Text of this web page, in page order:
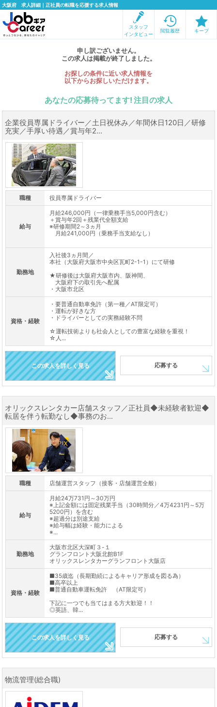
大阪府 求人詳細｜正社員の転職を応援する求人情報
スタッフ
インタビュー
閲覧履歴 キープ
申し訳ございません。
この求人は掲載が終了しました。
お探しの条件に近い求人情報を
以下からお探しいただけます。
あなたの応募待ってます! 注目の求人
企業役員専属ドライバー／土日祝休み／年間休日120日／研修
充実／手厚い待遇／賞与年2...
職種 役員専属ドライバー
給与
月給246,000円（一律乗務手当5,000円含む）
＋賞与年2回＋残業代全額支給
※研修期間2～3ヵ月
月給241,000円（乗務手当支給なし）
勤務地
入社後3ヵ月間／
本社（大阪府大阪市中央区瓦町2-1-1）にて研修
★研修後は大阪府大阪市内、阪神間、
大阪府下の取引先へ配属
・大阪市北区
資格・経験
・要普通自動車免許（第一種／AT限定可）
・運転が好きな方
・ドライバーとしての実務経験不問
☆運転技術よりも社会人としての豊富な経験を重視！
☆人...
この求人を詳しく見る 応募する
オリックスレンタカー店舗スタッフ／正社員◆未経験者歓迎◆
転居を伴う転勤なし◆事務のお...
職種 店舗運営スタッフ（接客・店舗運営全般）
給与
月給24万731円～30万円
※上記金額には固定残業手当（30時間分／4万4231円～5万
5200円）を含む
※超過分は別途支給
※給与幅は経験・能力による
※...
勤務地
大阪市北区大深町３-１
グランフロント大阪北館B1F
オリックスレンタカーグランフロント大阪店
資格・経験
■35歳迄（長期勤続によるキャリア形成を図る為）
■高卒以上
■普通自動車運転免許 （AT限定可）
下記に一つでも当てはまる方大歓迎！！
◎英語、韓...
この求人を詳しく見る 応募する
物流管理(総合職)